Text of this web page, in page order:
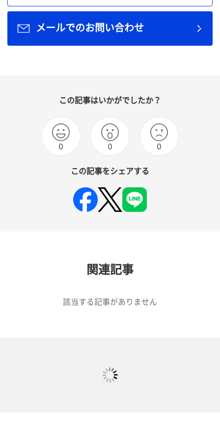
メールでのお問い合わせ
この記事はいかがでしたか？
0 0 0
この記事をシェアする
関連記事
該当する記事がありません